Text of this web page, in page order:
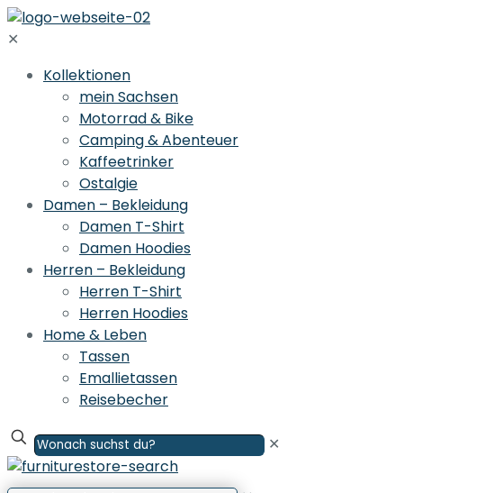
✕
Kollektionen
mein Sachsen
Motorrad & Bike
Camping & Abenteuer
Kaffeetrinker
Ostalgie
Damen – Bekleidung
Damen T-Shirt
Damen Hoodies
Herren – Bekleidung
Herren T-Shirt
Herren Hoodies
Home & Leben
Tassen
Emallietassen
Reisebecher
✕